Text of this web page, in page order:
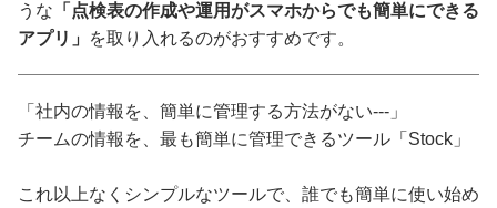
うな 「点検表の作成や運用がスマホからでも簡単にできる
アプリ」
を取り入れるのがおすすめです。
「社内の情報を、簡単に管理する方法がない---」
チームの情報を、最も簡単に管理できるツール「Stock」
これ以上なくシンプルなツールで、誰でも簡単に使い始め